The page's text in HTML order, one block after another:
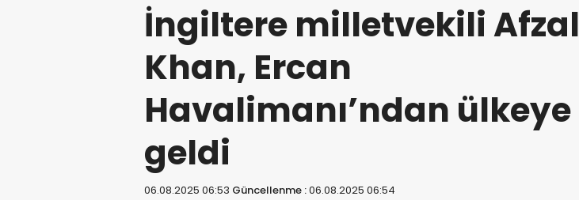
İngiltere milletvekili Afzal
Khan, Ercan
Havalimanı’ndan ülkeye
geldi
06.08.2025 06:53 Güncellenme :06.08.2025 06:54